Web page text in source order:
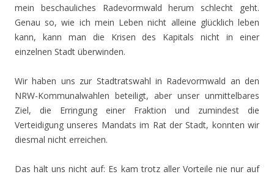
mein beschauliches Radevormwald herum schlecht geht.
Genau so, wie ich mein Leben nicht alleine glücklich leben
kann, kann man die Krisen des Kapitals nicht in einer
einzelnen Stadt überwinden.
Wir haben uns zur Stadtratswahl in Radevormwald an den
NRW-Kommunalwahlen beteiligt, aber unser unmittelbares
Ziel, die Erringung einer Fraktion und zumindest die
Verteidigung unseres Mandats im Rat der Stadt, konnten wir
diesmal nicht erreichen.
Das hält uns nicht auf: Es kam trotz aller Vorteile nie nur auf